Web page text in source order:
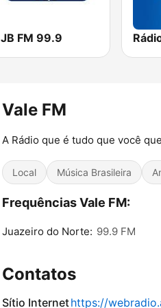
JB FM 99.9
Vale FM
A Rádio que é tudo que você
Local Música Brasileira
Frequências Vale FM:
Juazeiro do Norte: 99.9 FM
Contatos
Sítio Internethttps://